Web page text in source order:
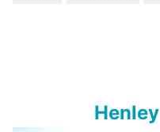
Henley